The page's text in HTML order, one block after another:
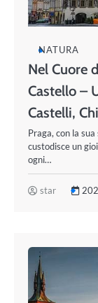
NATURA
Nel Cuore
Castello –
Castelli,
Praga, con la
custodisce un
ogni…
star